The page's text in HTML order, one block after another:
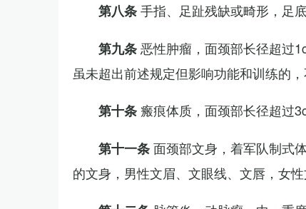
第八条手指、足趾残缺或畸形，足
第九条恶性肿瘤，面颈部长径超过
虽未超出前述规定但影响功能和训练的，
第十条 瘢痕体质，面颈部长径超过
第十一条面颈部文身，着军队制式
的文身，男性文眉、文眼线、文唇，女性